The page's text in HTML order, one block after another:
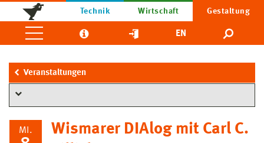
Technik Wirtschaft Gestaltung
EN
Veranstaltungen
MI.
Wismarer DIAlog mit Carl C.